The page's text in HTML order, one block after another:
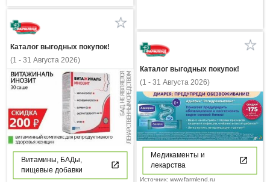
Каталог выгодных покупок!
(1 - 31 Августа 2026)
Витамины, БАДы,
пищевые добавки
Каталог выгодных покупок!
(1 - 31 Августа 2026)
Медикаменты и
лекарства
Источник: www.farmlend.ru